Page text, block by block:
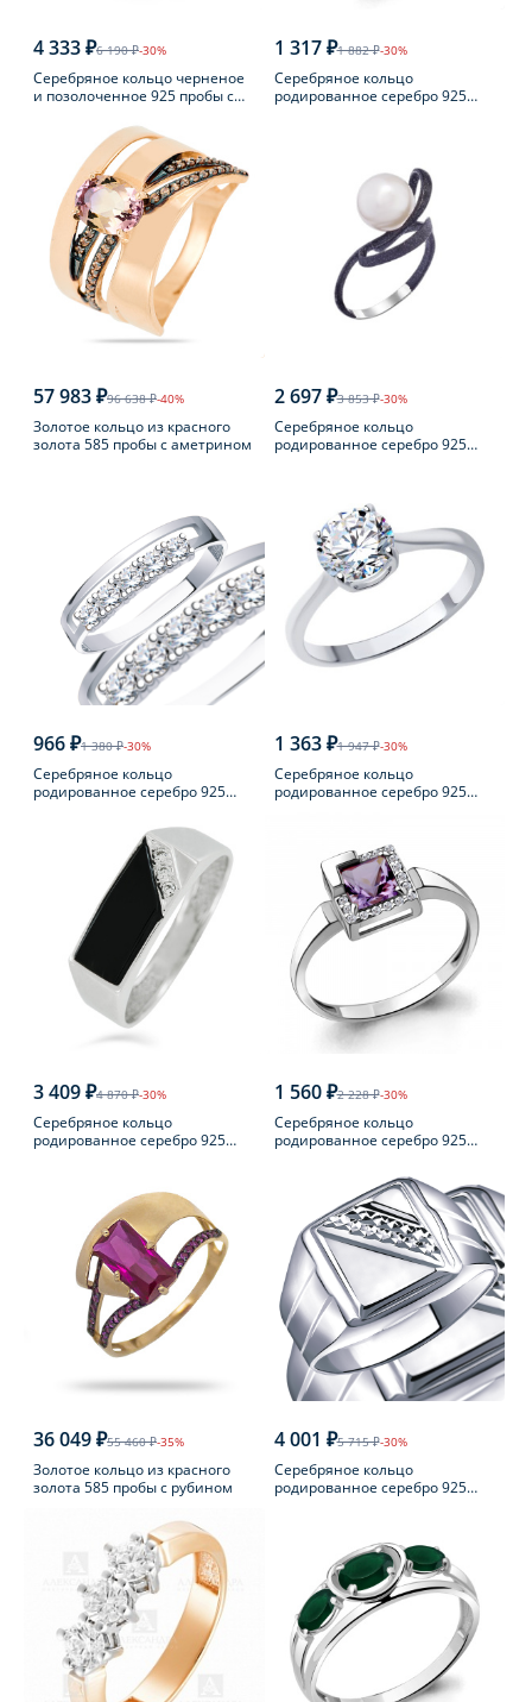
4 333 ₽6 190 ₽-30%
Серебряное кольцо черненое
и позолоченное 925 пробы с
1 317 ₽1 882 ₽-30%
Серебряное кольцо
родированное серебро 925
57 983 ₽96 638 ₽-40%
Золотое кольцо из красного
золота 585 пробы с аметрином
2 697 ₽3 853 ₽-30%
Серебряное кольцо
родированное серебро 925
966 ₽1 380 ₽-30%
Серебряное кольцо
родированное серебро 925
1 363 ₽1 947 ₽-30%
Серебряное кольцо
родированное серебро 925
3 409 ₽4 870 ₽-30%
Серебряное кольцо
родированное серебро 925
1 560 ₽2 228 ₽-30%
Серебряное кольцо
родированное серебро 925
36 049 ₽55 460 ₽-35%
Золотое кольцо из красного
золота 585 пробы с рубином
4 001 ₽5 715 ₽-30%
Серебряное кольцо
родированное серебро 925